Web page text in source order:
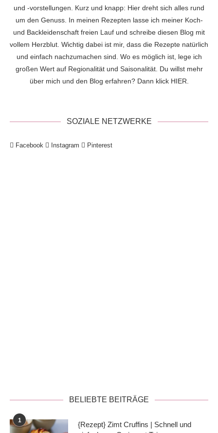
und -vorstellungen. Kurz und knapp: Hier dreht sich alles rund
um den Genuss. In meinen Rezepten lasse ich meiner Koch-
und Backleidenschaft freien Lauf und schreibe diesen Blog mit
vollem Herzblut. Wichtig dabei ist mir, dass die Rezepte natürlich
und einfach nachzumachen sind. Wo es möglich ist, lege ich
großen Wert auf Regionalität und Saisonalität. Du willst mehr
über mich und den Blog erfahren? Dann klick HIER
SOZIALE NETZWERKE
Facebook Instagram Pinterest
BELIEBTE BEITRÄGE
1
{Rezept} Zimt Cruffins | Schnell und